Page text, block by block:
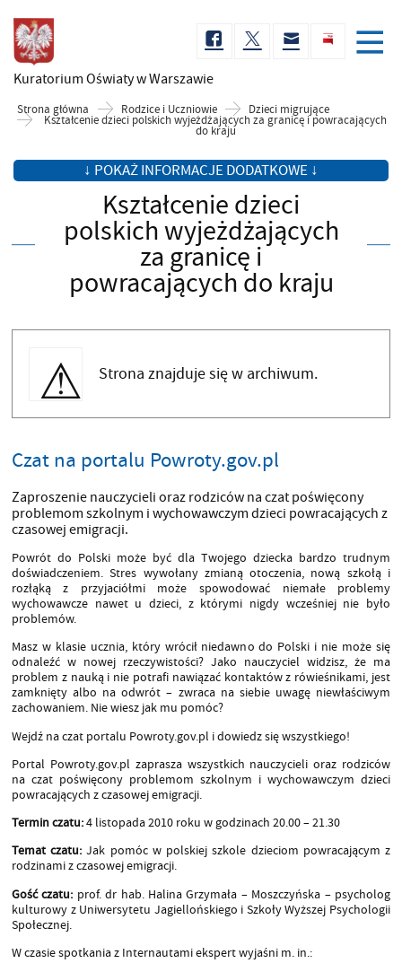
Kuratorium Oświatyw Warszawie
Strona główna Rodzice i Uczniowie Dzieci migrujące
Kształcenie dzieci polskich wyjeżdżających za granicę i powracających
do kraju
↓ POKAŻ INFORMACJE DODATKOWE ↓
Kształcenie dzieci
polskich wyjeżdżających
za granicę i
powracających do kraju
Strona znajduje się w archiwum.
Czat na portalu Powroty.gov.pl
Zaproszenie nauczycieli oraz rodziców na czat poświęcony
problemom szkolnym i wychowawczym dzieci powracających z
czasowej emigracji.
Powrót do Polski może być dla Twojego dziecka bardzo trudnym
doświadczeniem. Stres wywołany zmianą otoczenia, nową szkołą i
rozłąką z przyjaciółmi może spowodować niemałe problemy
wychowawcze nawet u dzieci, z którymi nigdy wcześniej nie było
problemów.
Masz w klasie ucznia, który wrócił niedawno do Polski i nie może się
odnaleźć w nowej rzeczywistości? Jako nauczyciel widzisz, że ma
problem z nauką i nie potrafi nawiązać kontaktów z rówieśnikami, jest
zamknięty albo na odwrót – zwraca na siebie uwagę niewłaściwym
zachowaniem. Nie wiesz jak mu pomóc?
Wejdź na czat portalu Powroty.gov.pl i dowiedz się wszystkiego!
Portal Powroty.gov.pl zaprasza wszystkich nauczycieli oraz rodziców
na czat poświęcony problemom szkolnym i wychowawczym dzieci
powracających z czasowej emigracji.
Termin czatu:4 listopada 2010 roku w godzinach 20.00 – 21.30
Temat czatu: Jak pomóc w polskiej szkole dzieciom powracającym z
rodzinami z czasowej emigracji.
Gość czatu: prof. dr hab. Halina Grzymała – Moszczyńska – psycholog
kulturowy z Uniwersytetu Jagiellońskiego i Szkoły Wyższej Psychologii
Społecznej.
W czasie spotkania z Internautami ekspert wyjaśni m. in.: